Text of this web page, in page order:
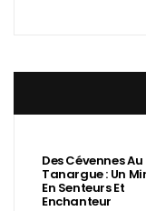
Des Cévennes Au
Tanargue : Un
En Senteurs Et
Enchanteur